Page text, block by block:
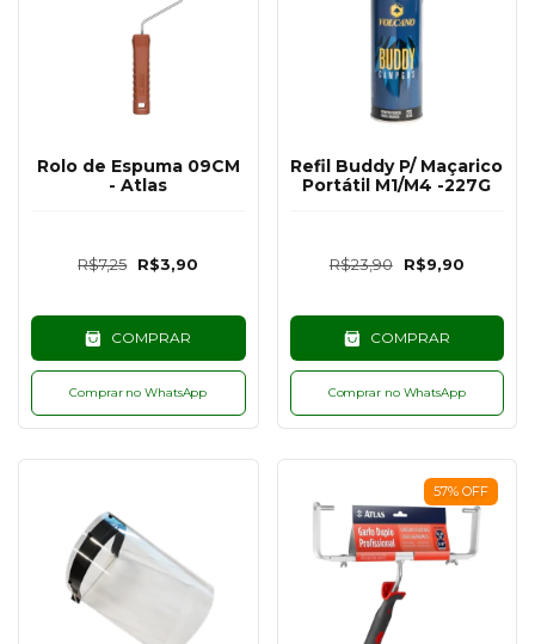
Rolo de Espuma 09CM
- Atlas
R$7,25 R$3,90
COMPRAR
Comprar no WhatsApp
Refil Buddy P/ Maçarico
Portátil M1/M4 -227G
R$23,90 R$9,90
COMPRAR
Comprar no WhatsApp
57% OFF